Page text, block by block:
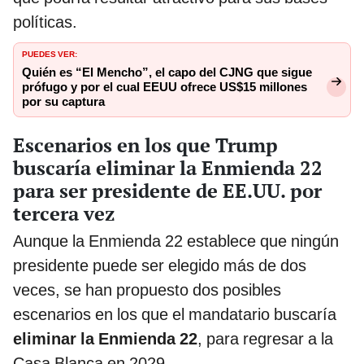
políticas.
PUEDES VER:
Quién es “El Mencho”, el capo del CJNG que sigue
prófugo y por el cual EEUU ofrece US$15 millones
por su captura
Escenarios en los que Trump
buscaría eliminar la Enmienda 22
para ser presidente de EE.UU. por
tercera vez
Aunque la Enmienda 22 establece que ningún
presidente puede ser elegido más de dos
veces, se han propuesto dos posibles
escenarios en los que el mandatario buscaría
eliminar la Enmienda 22, para regresar a la